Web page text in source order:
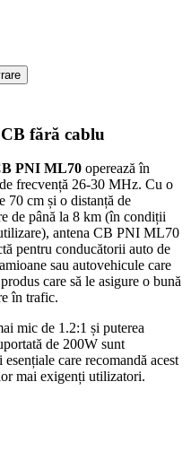
fără cablu
PNI ML70 operează în
frecvență 26-30 MHz. Cu o
70 cm și o distanță de
de până la 8 km (în condiții
antena CB PNI ML70
pentru conducătorii auto de
sau autovehicule care
care să le asigure o bună
în trafic.
mic de 1.2:1 și puterea
de 200W sunt
care recomandă acest
mai exigenți utilizatori.